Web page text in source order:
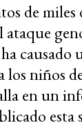
de miles
ataque
los niños
en un
esta